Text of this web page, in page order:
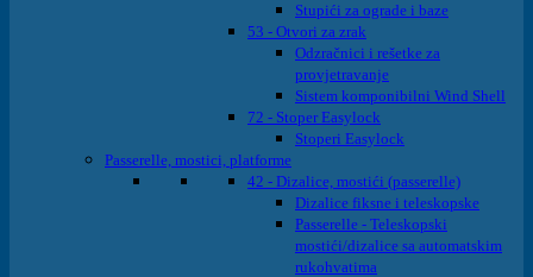
Stupići za ograde i baze
53 - Otvori za zrak
Odzračnici i rešetke za
provjetravanje
Sistem komponibilni Wind Shell
72 - Stoper Easylock
Stoperi Easylock
Passerelle, mostici, platforme
42 - Dizalice, mostići (passerelle)
Dizalice fiksne i teleskopske
Passerelle - Teleskopski
mostići/dizalice sa automatskim
rukohvatima